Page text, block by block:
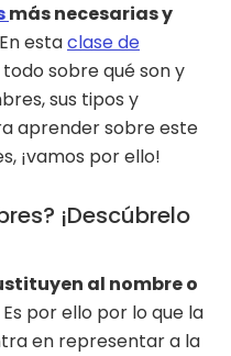
más necesarias y
En estaclase de
sobre qué son y
sus tipos y
aprender sobre este
¡vamos por ello!
¡Descúbrelo
al nombre o
Es por ello por lo que la
en representar a la